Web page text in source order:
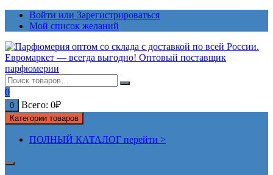
ПерейтиВойти или Зарегистрироваться
Мой список желаний
0
0 Всего: 0₽
Категории товаров
ПОЛНЫЙ КАТАЛОГ перейти >